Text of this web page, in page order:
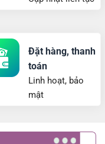
Đặt hàng, thanh
toán
Linh hoạt, bảo
mật